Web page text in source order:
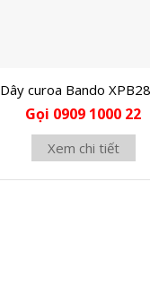
Dây curoa Bando
Gọi 0909 1000 22
Xem chi tiết